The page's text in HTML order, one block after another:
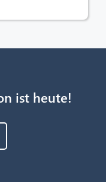
ist heute!